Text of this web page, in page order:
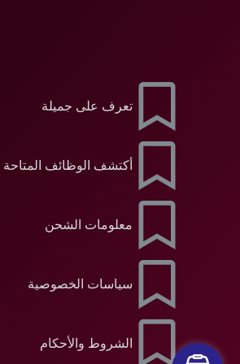
تعرف على جميلة
أكتشف الوظائف المتاحة
معلومات الشحن
سياسات الخصوصية
الشروط والأحكام